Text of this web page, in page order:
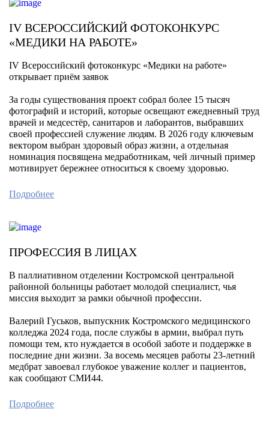
IV ВСЕРОССИЙСКИЙ ФОТОКОНКУРС
«МЕДИКИ НА РАБОТЕ»
IV Всероссийский фотоконкурс «Медики на работе»
открывает приём заявок
За годы существования проект собрал более 15 тысяч
фотографий и историй, которые освещают ежедневный труд
врачей и медсестёр, санитаров и лаборантов, выбравших
своей профессией служение людям. В 2026 году ключевым
вектором выбран здоровый образ жизни, а отдельная
номинация посвящена медработникам, чей личный пример
мотивирует бережнее относиться к своему здоровью.
Подробнее
ПРОФЕССИЯ В ЛИЦАХ
В паллиативном отделении Костромской центральной
районной больницы работает молодой специалист, чья
миссия выходит за рамки обычной профессии.
Валерий Гуськов, выпускник Костромского медицинского
колледжа 2024 года, после службы в армии, выбрал путь
помощи тем, кто нуждается в особой заботе и поддержке в
последние дни жизни. За восемь месяцев работы 23-летний
медбрат завоевал глубокое уважение коллег и пациентов,
как сообщают СМИ44.
Подробнее